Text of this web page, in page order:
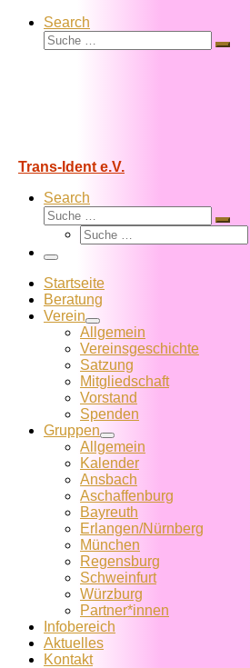
Search
Suche
Suche
Trans-Ident e.V.
Search
Suche
Suche
Suche
Menü
Startseite
Beratung
Verein
Allgemein
Vereins­geschichte
Satzung
Mitglied­schaft
Vorstand
Spenden
Gruppen
Allgemein
Kalender
Ansbach
Aschaffenburg
Bayreuth
Erlangen/Nürnberg
München
Regensburg
Schweinfurt
Würzburg
Partner*innen
Infobereich
Aktuelles
Kontakt